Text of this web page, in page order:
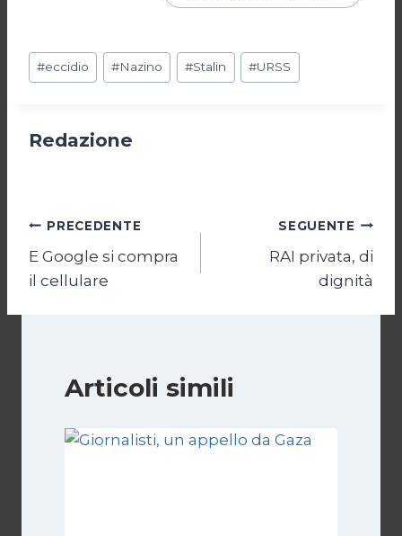
Tag
articolo:
#eccidio #Nazino #Stalin #URSS
Redazione
Navigazione
articoli
PRECEDENTE
E Google si compra
il cellulare
SEGUENTE
RAI privata, di
dignità
Articoli simili